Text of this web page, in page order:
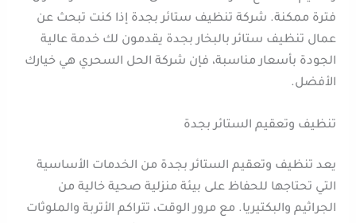
فترة ممكنة. شركة تنظيف ستائر بجدة إذا كنت تبحث عن
عمال تنظيف ستائر بالبخار بجدة يقدمون لك خدمة عالية
الجودة بأسعار مناسبة، فإن شركة الحل السحري هي خيارك
الأفضل.
تنظيف وتعقيم الستائر بجدة
يعد تنظيف وتعقيم الستائر بجدة من الخدمات الأساسية
التي تحتاجها للحفاظ على بيئة منزلية صحية خالية من
الجراثيم والبكتيريا. مع مرور الوقت، تتراكم الأتربة والملوثات